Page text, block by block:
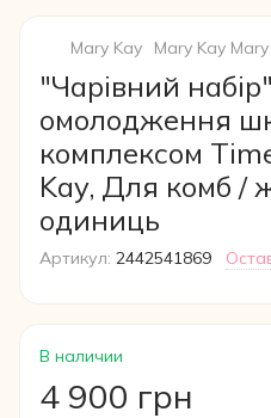
Mary Kay Mary Kay
"Чарівний
омолодження
комплексом
Kay, Для комб /
одиниць
Артикул: 2442541869
В наличии
4 900 грн